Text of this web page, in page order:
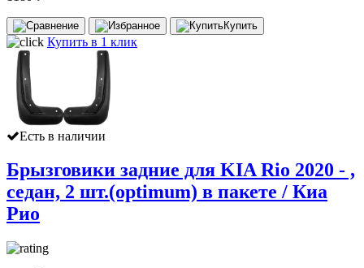
Купить
Купить в 1 клик
Есть в наличии
Брызговики задние для KIA Rio 2020 - ,
седан, 2 шт.(optimum) в пакете / Киа
Рио